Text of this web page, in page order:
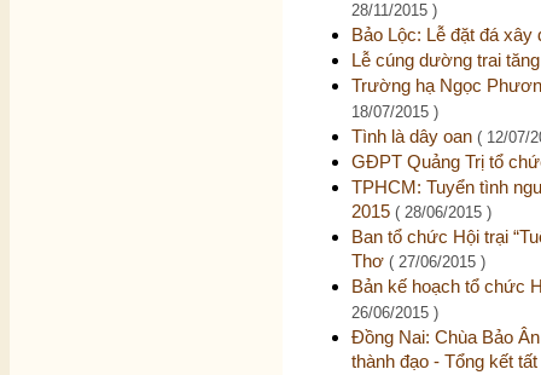
28/11/2015 )
Bảo Lộc: Lễ đặt đá
Lễ cúng dường trai
Trường hạ Ngọc
18/07/2015 )
Tình là dây oan ( 12/07/
GĐPT Quảng Trị tổ
TPHCM: Tuyển tình
2015 ( 28/06/2015 )
Ban tổ chức Hội trại
Thơ ( 27/06/2015 )
Bản kế hoạch tổ chức
26/06/2015 )
Đồng Nai: Chùa Bảo
thành đạo - Tổng kết